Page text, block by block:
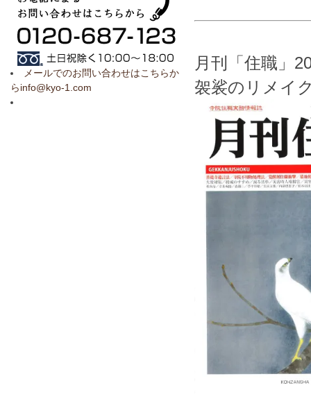
メールでのお問い合わせはこちらか
らinfo@kyo-1.com
月刊「住職」
袈裟のリメイ